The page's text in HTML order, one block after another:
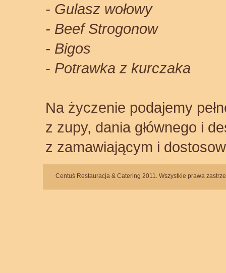
- Gulasz wołowy
- Beef Strogonow
- Bigos
- Potrawka z kurczaka
Na życzenie podajemy
z zupy, dania głównego i
z zamawiającym i
Centuś Restauracja & Catering 2011. Wszystkie prawa